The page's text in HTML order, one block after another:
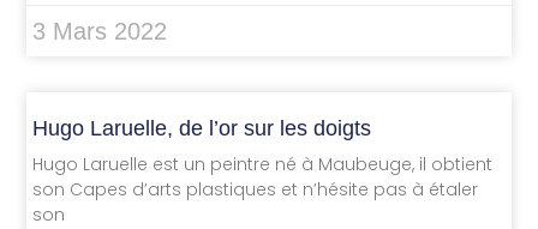
3 Mars 2022
Hugo Laruelle, de l’or sur les doigts
Hugo Laruelle est un peintre né à Maubeuge, il obtient
son Capes d’arts plastiques et n’hésite pas à étaler
son